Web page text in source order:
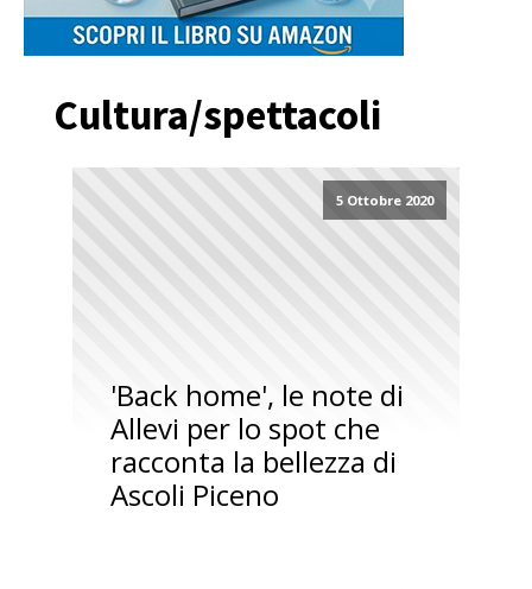
Cultura/spettacoli
5 Ottobre 2020
'Back home', le note di
Allevi per lo spot che
racconta la bellezza di
Ascoli Piceno